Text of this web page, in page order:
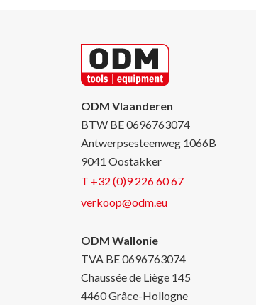
ODM Vlaanderen
BTW BE 0696763074
Antwerpsesteenweg 1066B
9041 Oostakker
T +32 (0)9 226 60 67
verkoop@odm.eu
ODM Wallonie
TVA BE 0696763074
Chaussée de Liège 145
4460 Grâce-Hollogne